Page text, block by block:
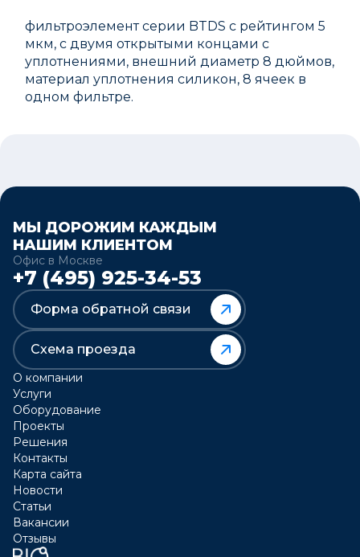
фильтроэлемент серии BTDS с рейтингом 5
мкм, с двумя открытыми концами с
уплотнениями, внешний диаметр 8 дюймов,
материал уплотнения силикон, 8 ячеек в
одном фильтре.
МЫ ДОРОЖИМ КАЖДЫМ
НАШИМ КЛИЕНТОМ
Офис в Москве
+7 (495) 925-34-53
Форма обратной связи
Схема проезда
О компании
Услуги
Оборудование
Проекты
Решения
Контакты
Карта сайта
Новости
Статьи
Вакансии
Отзывы